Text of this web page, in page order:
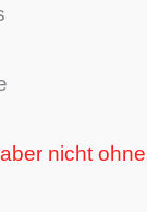
nicht ohne